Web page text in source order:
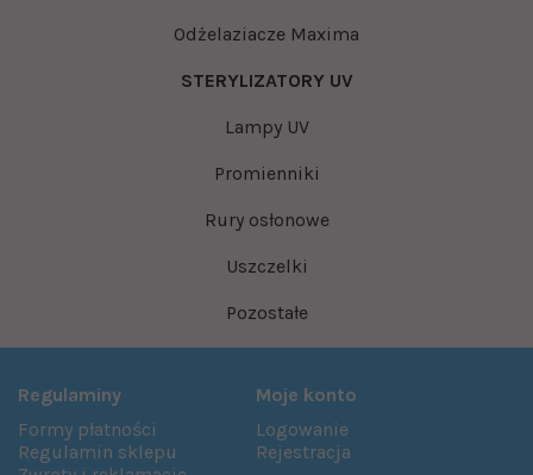
Odżelaziacze Maxima
STERYLIZATORY UV
Lampy UV
Promienniki
Rury osłonowe
Uszczelki
Pozostałe
Regulaminy
Formy płatności
Regulamin sklepu
Moje konto
Logowanie
Rejestracja